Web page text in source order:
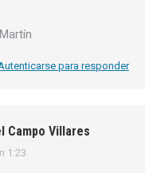
para responder
Campo Villares
1:23